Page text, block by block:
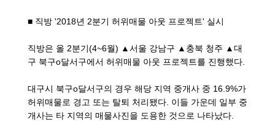
■ 직방 '2018년 2분기 허위매물 아웃 프로젝트' 실시
직방은 올 2분기(4~6월) ▲서울 강남구 ▲충북 청주 ▲대
구 북구o달서구에서 허위매물 아웃 프로젝트를 진행했다.
대구시 북구o달서구의 경우 해당 지역 중개사 중 16.9%가
허위매물로 경고 또는 탈퇴 처리됐다. 이들 가운데 일부 중
개사는 타 지역의 매물사진을 도용한 것으로 나타났다.